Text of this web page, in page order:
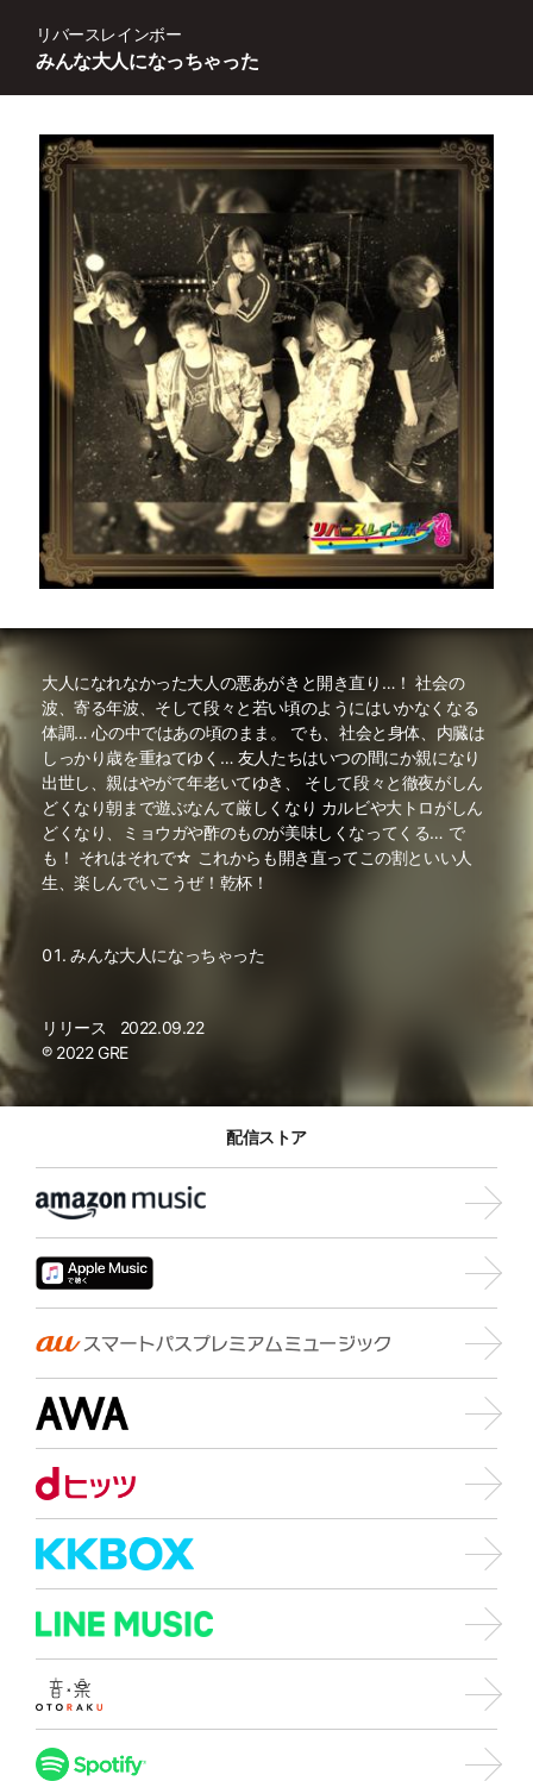
みんな大人になっちゃった
リバースレインボー
大人になれなかった大人の悪あがきと開き直り…！ 社会の
波、寄る年波、そして段々と若い頃のようにはいかなくなる
体調… 心の中ではあの頃のまま。 でも、社会と身体、内臓は
しっかり歳を重ねてゆく… 友人たちはいつの間にか親になり
出世し、親はやがて年老いてゆき、 そして段々と徹夜がしん
どくなり朝まで遊ぶなんて厳しくなり カルビや大トロがしん
どくなり、ミョウガや酢のものが美味しくなってくる… で
も！ それはそれで☆ これからも開き直ってこの割といい人
生、楽しんでいこうぜ！乾杯！
みんな大人になっちゃった
リリース
2022.09.22
℗ 2022 GRE
配信ストア